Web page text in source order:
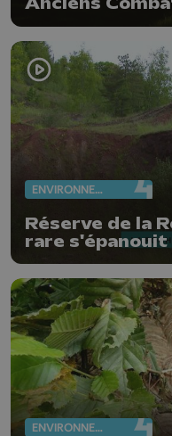
ENVIRONNEMENT
Réserve de la
rare s'épanouit
industriel
ENVIRONNEMENT